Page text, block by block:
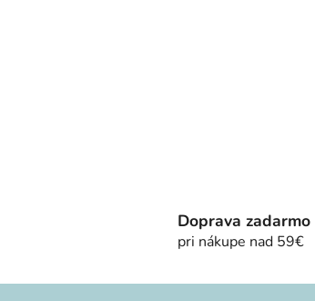
Doprava zadarmo
pri nákupe nad 59€